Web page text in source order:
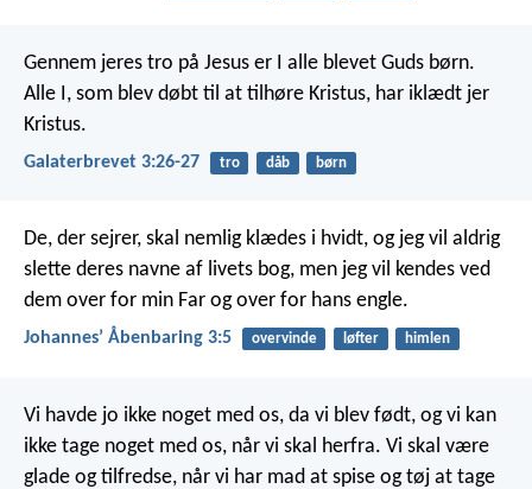
Gennem jeres tro på Jesus er I alle blevet Guds børn.
Alle I, som blev døbt til at tilhøre Kristus, har iklædt jer
Kristus.
Galaterbrevet 3:26-27 tro dåb børn
De, der sejrer, skal nemlig klædes i hvidt, og jeg vil aldrig
slette deres navne af livets bog, men jeg vil kendes ved
dem over for min Far og over for hans engle.
Johannesʼ Åbenbaring 3:5 overvinde løfter himlen
Vi havde jo ikke noget med os, da vi blev født, og vi kan
ikke tage noget med os, når vi skal herfra. Vi skal være
glade og tilfredse, når vi har mad at spise og tøj at tage